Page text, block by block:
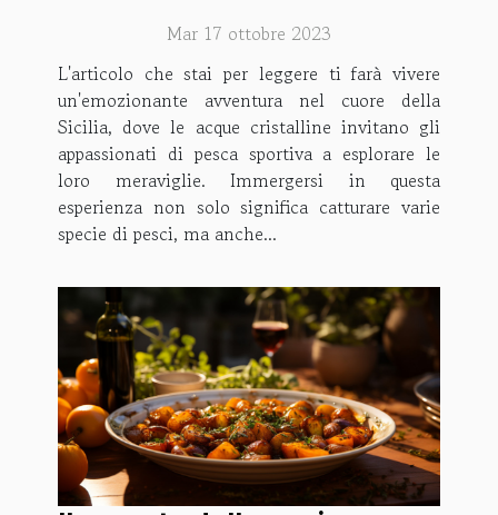
Mar 17 ottobre 2023
L'articolo che stai per leggere ti farà vivere
un'emozionante avventura nel cuore della
Sicilia, dove le acque cristalline invitano gli
appassionati di pesca sportiva a esplorare le
loro meraviglie. Immergersi in questa
esperienza non solo significa catturare varie
specie di pesci, ma anche...